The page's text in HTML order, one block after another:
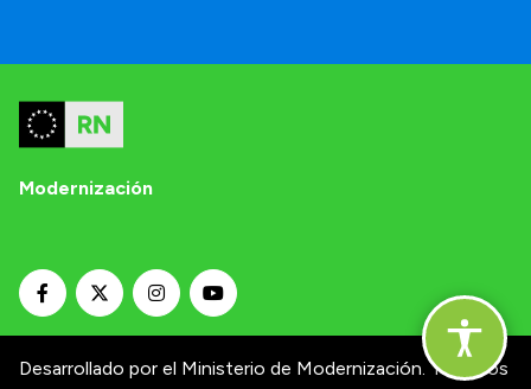
Modernización
Desarrollado por el Ministerio de Modernización. Términos